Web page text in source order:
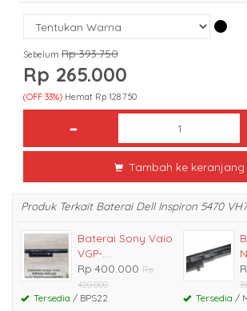
Sebelum Rp 393.750
Rp 265.000
(OFF 33%) Hemat Rp 128.750
Tambah ke keranjang
Produk Terkait Baterai Dell Inspiron 5470
Baterai Sony Vaio
VGP-....
Rp 400.000 Rp
420.000
Tersedia / BPS22 Tersedia /